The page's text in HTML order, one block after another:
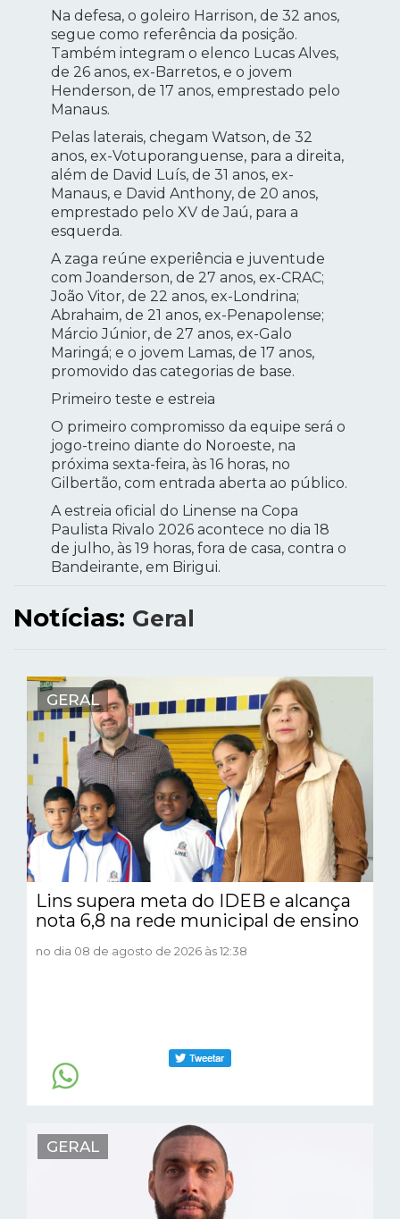
Na defesa, o goleiro Harrison, de 32 anos,
segue como referência da posição.
Também integram o elenco Lucas Alves,
de 26 anos, ex-Barretos, e o jovem
Henderson, de 17 anos, emprestado pelo
Manaus.
Pelas laterais, chegam Watson, de 32
anos, ex-Votuporanguense, para a direita,
além de David Luís, de 31 anos, ex-
Manaus, e David Anthony, de 20 anos,
emprestado pelo XV de Jaú, para a
esquerda.
A zaga reúne experiência e juventude
com Joanderson, de 27 anos, ex-CRAC;
João Vitor, de 22 anos, ex-Londrina;
Abrahaim, de 21 anos, ex-Penapolense;
Márcio Júnior, de 27 anos, ex-Galo
Maringá; e o jovem Lamas, de 17 anos,
promovido das categorias de base.
Primeiro teste e estreia
O primeiro compromisso da equipe será o
jogo-treino diante do Noroeste, na
próxima sexta-feira, às 16 horas, no
Gilbertão, com entrada aberta ao público.
A estreia oficial do Linense na Copa
Paulista Rivalo 2026 acontece no dia 18
de julho, às 19 horas, fora de casa, contra o
Bandeirante, em Birigui.
Notícias: Geral
GERAL
Lins supera meta do IDEB e alcança
nota 6,8 na rede municipal de ensino
no dia 08 de agosto de 2026 às 12:38
GERAL